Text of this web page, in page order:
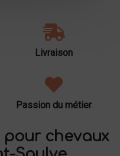
Livraison
Passion du métier
pour chevaux